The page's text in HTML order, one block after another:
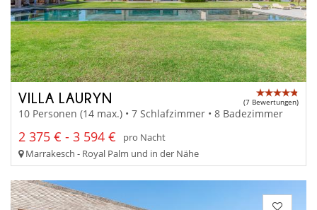
VILLA LAURYN (7 Bewertungen)
10 Personen (14 max.) • 7 Schlafzimmer • 8 Badezimmer
2 375 € - 3 594 €
pro Nacht
Marrakesch - Royal Palm und in der Nähe